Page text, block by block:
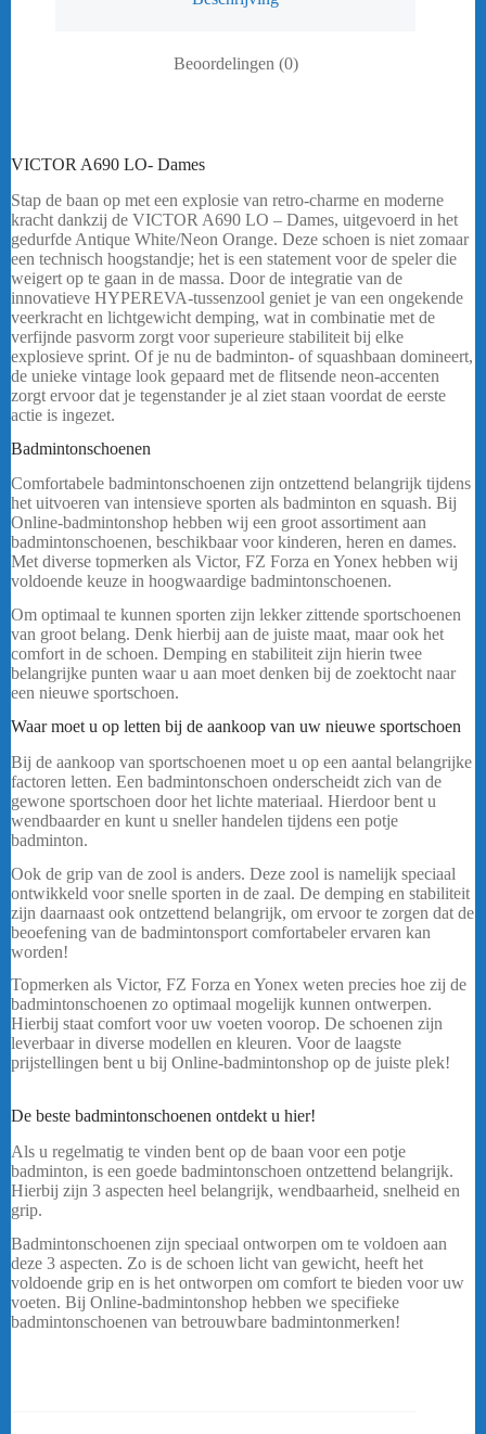
Beoordelingen (0)
VICTOR A690 LO- Dames
Stap de baan op met een explosie van retro-charme en moderne
kracht dankzij de VICTOR A690 LO – Dames, uitgevoerd in het
gedurfde Antique White/Neon Orange. Deze schoen is niet zomaar
een technisch hoogstandje; het is een statement voor de speler die
weigert op te gaan in de massa. Door de integratie van de
innovatieve HYPEREVA-tussenzool geniet je van een ongekende
veerkracht en lichtgewicht demping, wat in combinatie met de
verfijnde pasvorm zorgt voor superieure stabiliteit bij elke
explosieve sprint. Of je nu de badminton- of squashbaan domineert,
de unieke vintage look gepaard met de flitsende neon-accenten
zorgt ervoor dat je tegenstander je al ziet staan voordat de eerste
actie is ingezet.
Badmintonschoenen
Comfortabele badmintonschoenen zijn ontzettend belangrijk tijdens
het uitvoeren van intensieve sporten als badminton en squash. Bij
Online-badmintonshop hebben wij een groot assortiment aan
badmintonschoenen, beschikbaar voor kinderen, heren en dames.
Met diverse topmerken als Victor, FZ Forza en Yonex hebben wij
voldoende keuze in hoogwaardige badmintonschoenen.
Om optimaal te kunnen sporten zijn lekker zittende sportschoenen
van groot belang. Denk hierbij aan de juiste maat, maar ook het
comfort in de schoen. Demping en stabiliteit zijn hierin twee
belangrijke punten waar u aan moet denken bij de zoektocht naar
een nieuwe sportschoen.
Waar moet u op letten bij de aankoop van uw nieuwe sportschoen
Bij de aankoop van sportschoenen moet u op een aantal belangrijke
factoren letten. Een badmintonschoen onderscheidt zich van de
gewone sportschoen door het lichte materiaal. Hierdoor bent u
wendbaarder en kunt u sneller handelen tijdens een potje
badminton.
Ook de grip van de zool is anders. Deze zool is namelijk speciaal
ontwikkeld voor snelle sporten in de zaal. De demping en stabiliteit
zijn daarnaast ook ontzettend belangrijk, om ervoor te zorgen dat de
beoefening van de badmintonsport comfortabeler ervaren kan
worden!
Topmerken als Victor, FZ Forza en Yonex weten precies hoe zij de
badmintonschoenen zo optimaal mogelijk kunnen ontwerpen.
Hierbij staat comfort voor uw voeten voorop. De schoenen zijn
leverbaar in diverse modellen en kleuren. Voor de laagste
prijstellingen bent u bij Online-badmintonshop op de juiste plek!
De beste badmintonschoenen ontdekt u hier!
Als u regelmatig te vinden bent op de baan voor een potje
badminton, is een goede badmintonschoen ontzettend belangrijk.
Hierbij zijn 3 aspecten heel belangrijk, wendbaarheid, snelheid en
grip.
Badmintonschoenen zijn speciaal ontworpen om te voldoen aan
deze 3 aspecten. Zo is de schoen licht van gewicht, heeft het
voldoende grip en is het ontworpen om comfort te bieden voor uw
voeten. Bij Online-badmintonshop hebben we specifieke
badmintonschoenen van betrouwbare badmintonmerken!